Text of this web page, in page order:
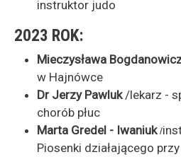
instruktor judo
2023 ROK:
Mieczysława
w Hajnówce
Dr Jerzy Pawluk/lekarz -
chorób płuc
Marta Gredel - Iwaniuk /
Piosenki działającego